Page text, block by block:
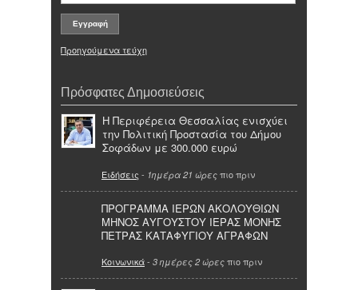
Προηγούμενα τεύχη
Πρόσφατες Δημοσιεύσεις
Η Περιφέρεια Θεσσαλίας ενισχύει
την Πολιτική Προστασία του Δήμου
Σοφάδων με 300.000 ευρώ
Ειδήσεις - 1ημέρα 21 ώρες πιο πριν
ΠΡΟΓΡΑΜΜΑ ΙΕΡΩΝ ΑΚΟΛΟΥΘΙΩΝ
ΜΗΝΟΣ ΑΥΓΟΥΣΤΟΥ ΙΕΡΑΣ ΜΟΝΗΣ
ΠΕΤΡΑΣ ΚΑΤΑΦΥΓΙΟΥ ΑΓΡΑΦΩΝ
Κοινωνικά- 3 ημέρες 2 ώρες πιο πριν